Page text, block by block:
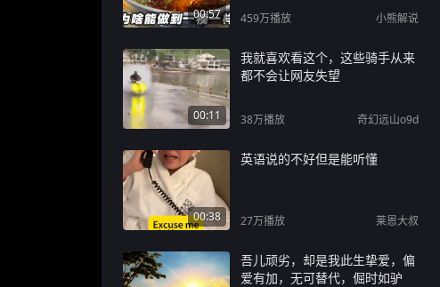
00:57 459万播放 小熊解说
00:11
我就喜欢看这个，这些骑手从来
都不会让网友失望
38万播放 奇幻远山o9d
00:38
英语说的不好但是能听懂
27万播放 莱恩大叔
吾儿顽劣，却是我此生挚爱，偏
爱有加，无可替代，倔时如驴